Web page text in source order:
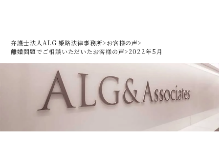
弁護士法人ALG 姫路法律事務所>お客様の声>
離婚問題でご相談いただいたお客様の声>2022年5月